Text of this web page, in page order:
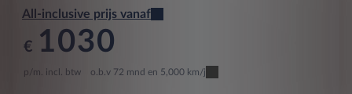
All-inclusive prijs vanaf
€ 1030
p/m. incl. btw o.b.v 72 mnd en 5,000 km/j